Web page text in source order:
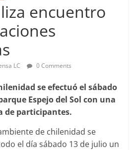
encuentro
LC 0 Comments
se efectuó el sábado
Espejo del Sol con una
de participantes.
de chilenidad se
el día sábado 13 de julio un